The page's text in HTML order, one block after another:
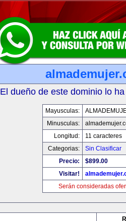
El dueño de este dominio lo
Mayusculas:
Minusculas:
Longitud:
11 caracteres
Categorias:
Sin Clasificar
Precio:
$899.00
Visitar!
Serán consideradas